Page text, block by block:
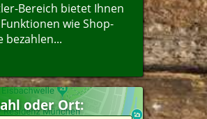
Bereich bietet Ihnen
wie Shop-
bezahlen...
oder Ort: